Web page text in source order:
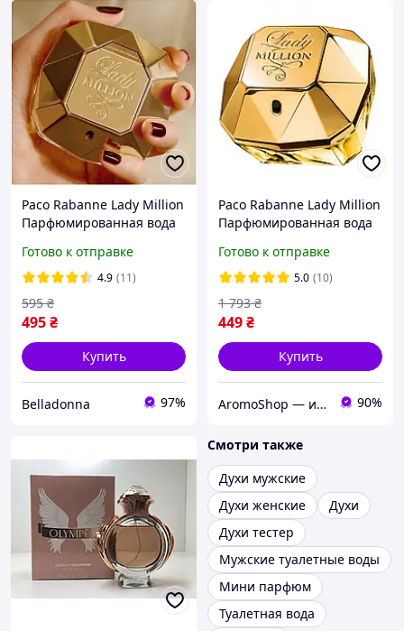
Paco Rabanne Lady Million
Парфюмированная вода
парфюмерия Пако Рабан
Леди Миллион Милион
Готово к отправке
4.9 (11)
495₴
595 ₴
Купить
Belladonna 97%
Paco Rabanne Lady Million
Парфюмированная вода
парфюмерия Paco
Rabanne Paco Пако рабан)
Готово к отправке
5.0 (10)
449₴
1 793 ₴
Купить
AromoShop — интернет-магазин парфюмерии и косметики 90%
Смотри также
Духи мужские
Духи женские
Духи
Духи тестер
Мужские туалетные воды
Мини парфюм
Туалетная вода